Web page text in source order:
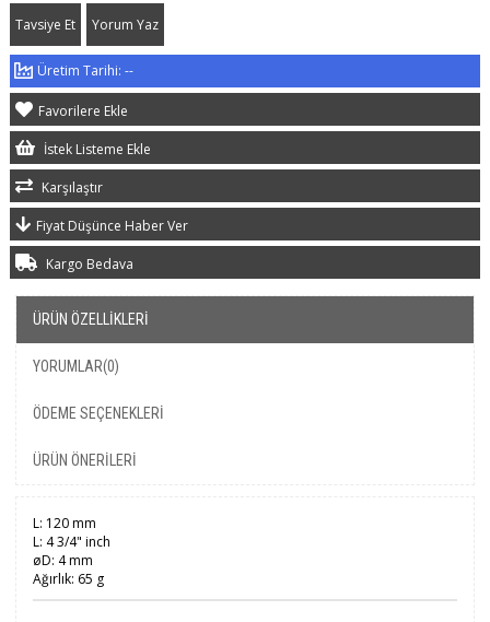
Tavsiye Et Yorum Yaz
--
Favorilere Ekle
İstek Listeme Ekle
Karşılaştır
Fiyat Düşünce Haber Ver
Kargo Bedava
ÜRÜN ÖZELLIKLERI
YORUMLAR(0)
ÖDEME SEÇENEKLERI
ÜRÜN ÖNERILERI
L: 120 mm
L: 4 3/4" inch
øD: 4 mm
Ağırlık: 65 g